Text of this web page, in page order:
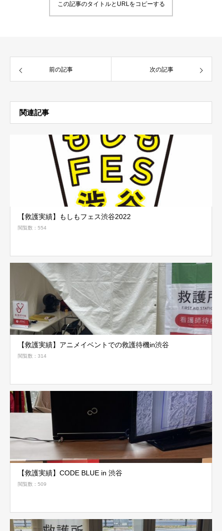
この記事のタイトルとURLをコピーする
前の記事 次の記事
関連記事
【救護実績】もしもフェス渋谷2022
閲覧数：554
【救護実績】アニメイベントでの救護待機in渋谷
閲覧数：314
【救護実績】CODE BLUE in 渋谷
閲覧数：509